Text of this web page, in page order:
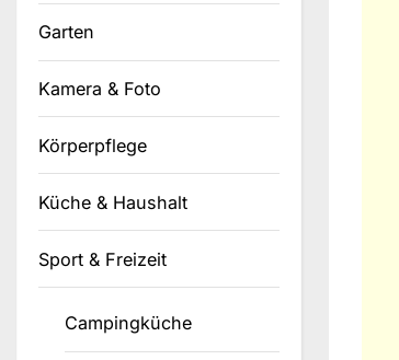
Garten
Kamera & Foto
Körperpflege
Küche & Haushalt
Sport & Freizeit
Campingküche